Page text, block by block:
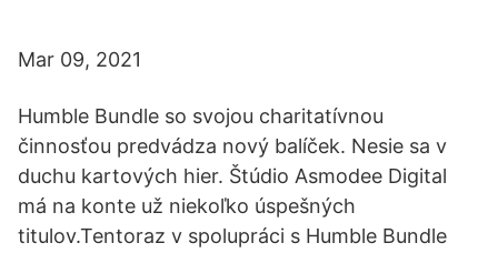
Mar 09, 2021
Humble Bundle so svojou charitatívnou
činnosťou predvádza nový balíček. Nesie sa v
duchu kartových hier. Štúdio Asmodee Digital
má na konte už niekoľko úspešných
titulov.Tentoraz v spolupráci s Humble Bundle